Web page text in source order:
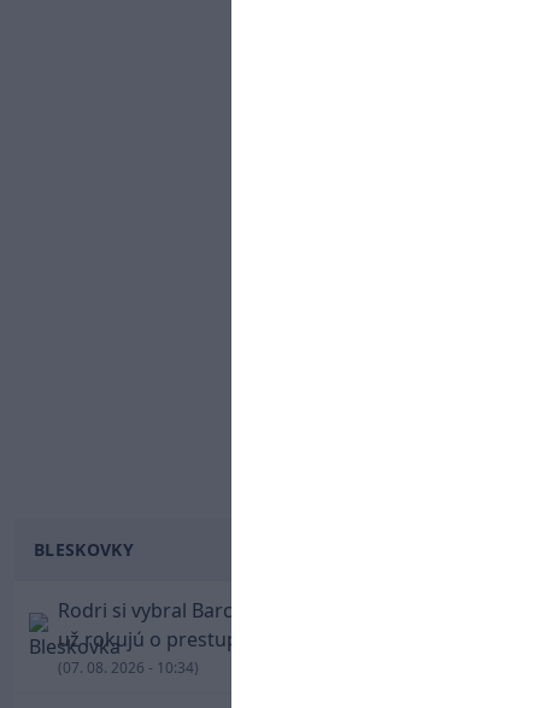
BLESKOVKY
Rodri si vybral Barcelonu a odmietol Real. Kluby
už rokujú o prestupovej čiastke
(07. 08. 2026 - 10:34)